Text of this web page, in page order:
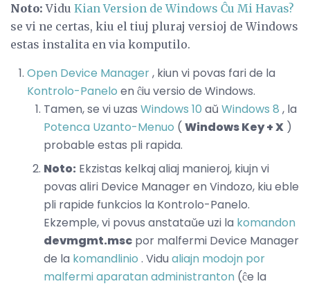
Noto: Vidu Kian Version de Windows Ĉu Mi Havas?
se vi ne certas, kiu el tiuj pluraj versioj de Windows
estas instalita en via komputilo.
Open Device Manager, kiun vi povas fari de la
Kontrolo-Panelo en ĉiu versio de Windows.
Tamen, se vi uzas Windows 10 aŭ Windows 8 , la
Potenca Uzanto-Menuo ( Windows Key + X )
probable estas pli rapida.
Noto: Ekzistas kelkaj aliaj manieroj, kiujn vi
povas aliri Device Manager en Vindozo, kiu eble
pli rapide funkcios la Kontrolo-Panelo.
Ekzemple, vi povus anstataŭe uzi la komandon
devmgmt.msc por malfermi Device Manager
de la komandlinio . Vidu aliajn modojn por
malfermi aparatan administranton (ĉe la